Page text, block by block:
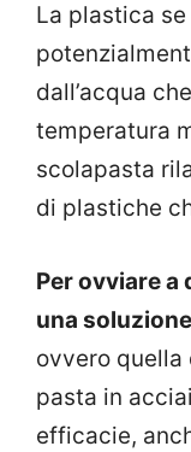
La plastica
dall’acqua
temperatura
scolapasta
di plastiche
Per ovviare a
una
ovvero quella
pasta in
efficacie,